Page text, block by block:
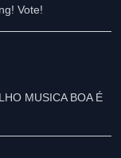
Vote!
MUSICA BOA É